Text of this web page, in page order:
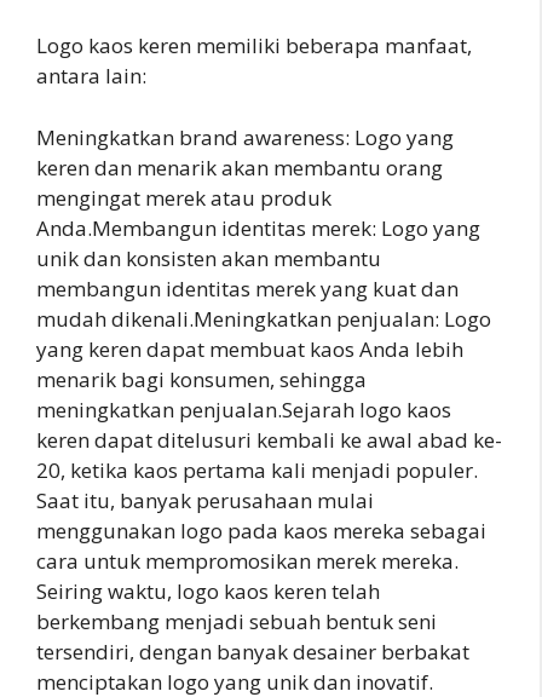
Logo kaos keren memiliki beberapa manfaat,
antara lain:
Meningkatkan brand awareness: Logo yang
keren dan menarik akan membantu orang
mengingat merek atau produk
Anda.Membangun identitas merek: Logo yang
unik dan konsisten akan membantu
membangun identitas merek yang kuat dan
mudah dikenali.Meningkatkan penjualan: Logo
yang keren dapat membuat kaos Anda lebih
menarik bagi konsumen, sehingga
meningkatkan penjualan.Sejarah logo kaos
keren dapat ditelusuri kembali ke awal abad ke-
20, ketika kaos pertama kali menjadi populer.
Saat itu, banyak perusahaan mulai
menggunakan logo pada kaos mereka sebagai
cara untuk mempromosikan merek mereka.
Seiring waktu, logo kaos keren telah
berkembang menjadi sebuah bentuk seni
tersendiri, dengan banyak desainer berbakat
menciptakan logo yang unik dan inovatif.